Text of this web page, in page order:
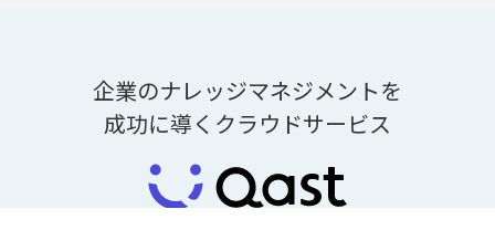
企業のナレッジマネジメントを
成功に導くクラウドサービス